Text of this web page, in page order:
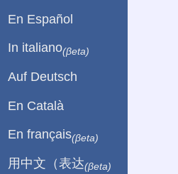
En Español
In italiano(βeta)
Auf Deutsch
En Català
En français(βeta)
用中文（表达(βeta)